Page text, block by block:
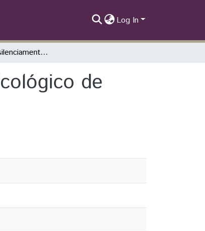
Log In
As vozes do silenciamento: o atendimento psicológico de imigrantes na Atenção Primária à Saúde.
de